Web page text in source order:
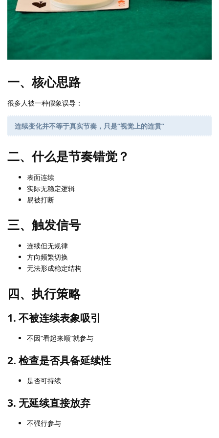
一、核心思路
很多人被一种假象误导：
连续变化并不等于真实节奏，只是“视觉上的连贯”
二、什么是节奏错觉？
表面连续
实际无稳定逻辑
易被打断
三、触发信号
连续但无规律
方向频繁切换
无法形成稳定结构
四、执行策略
1. 不被连续表象吸引
不因“看起来顺”就参与
2. 检查是否具备延续性
是否可持续
3. 无延续直接放弃
不强行参与